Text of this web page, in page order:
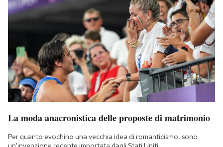
La moda anacronistica delle proposte di matrimonio
Per quanto evochino una vecchia idea di romanticismo, sono